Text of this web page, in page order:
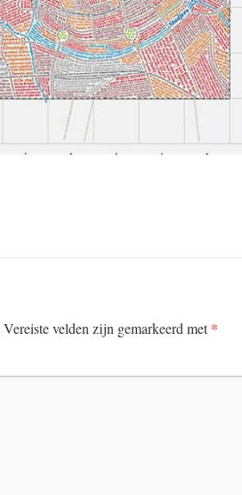
Vereiste velden zijn gemarkeerd met*